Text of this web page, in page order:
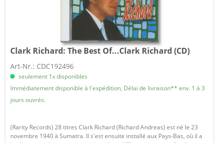
Clark Richard: The Best Of...Clark Richard (CD)
Art-Nr.: CDC192496
seulement 1x disponibles
Immédiatement disponible à l'expédition, Délai de livraison** env. 1 à 3
jours ouvrés.
(Rarity Records) 28 titres Clark Richard (Richard Andreas) est né le 23
novembre 1940 à Sumatra. Il s'est ensuite installé aux Pays-Bas, où il a